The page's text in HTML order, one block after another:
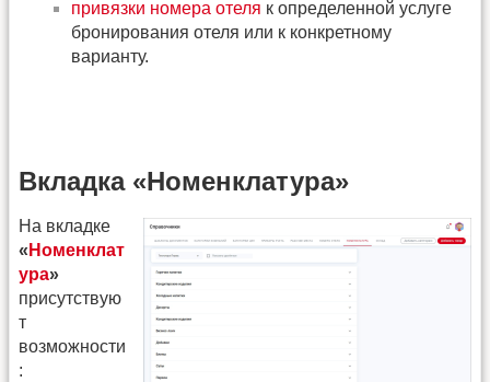
привязки номера отеля к определенной услуге
бронирования отеля или к конкретному
варианту.
Вкладка «Номенклатура»
На вкладке
« Номенклат
ура»
присутствую
т
возможности
: